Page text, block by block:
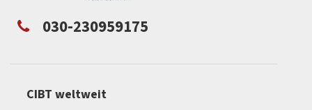
030-230959175
CIBT weltweit